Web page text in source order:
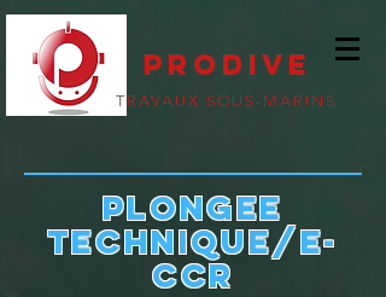
PRODIVE
TRAVAUX SOUS-MARINS
PLONGEE
TECHNIQUE/E-
CCR